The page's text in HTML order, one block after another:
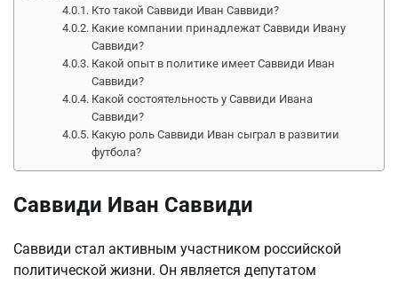
Кто такой Саввиди Иван Саввиди?
Какие компании принадлежат Саввиди Ивану
Саввиди?
Какой опыт в политике имеет Саввиди Иван
Саввиди?
Какой состоятельность у Саввиди Ивана
Саввиди?
Какую роль Саввиди Иван сыграл в развитии
футбола?
Саввиди Иван Саввиди
Саввиди стал активным участником российской
политической жизни. Он является депутатом